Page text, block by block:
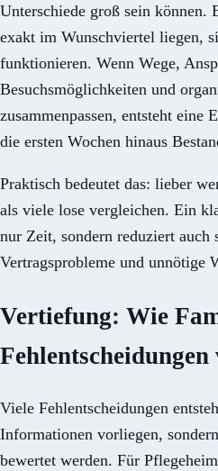
Unterschiede groß sein können.
exakt im Wunschviertel liegen,
funktionieren. Wenn Wege,
Besuchsmöglichkeiten und
zusammenpassen, entsteht eine
die ersten Wochen hinaus
Praktisch bedeutet das: lieber
als viele lose vergleichen. Ein
nur Zeit, sondern reduziert auch
Vertragsprobleme und unnötige
Vertiefung: Wie
Fehlentscheidungen
Viele Fehlentscheidungen
Informationen vorliegen,
bewertet werden. Für